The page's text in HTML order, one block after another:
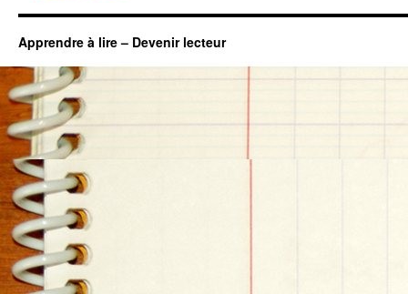
Apprendre à lire – Devenir lecteur